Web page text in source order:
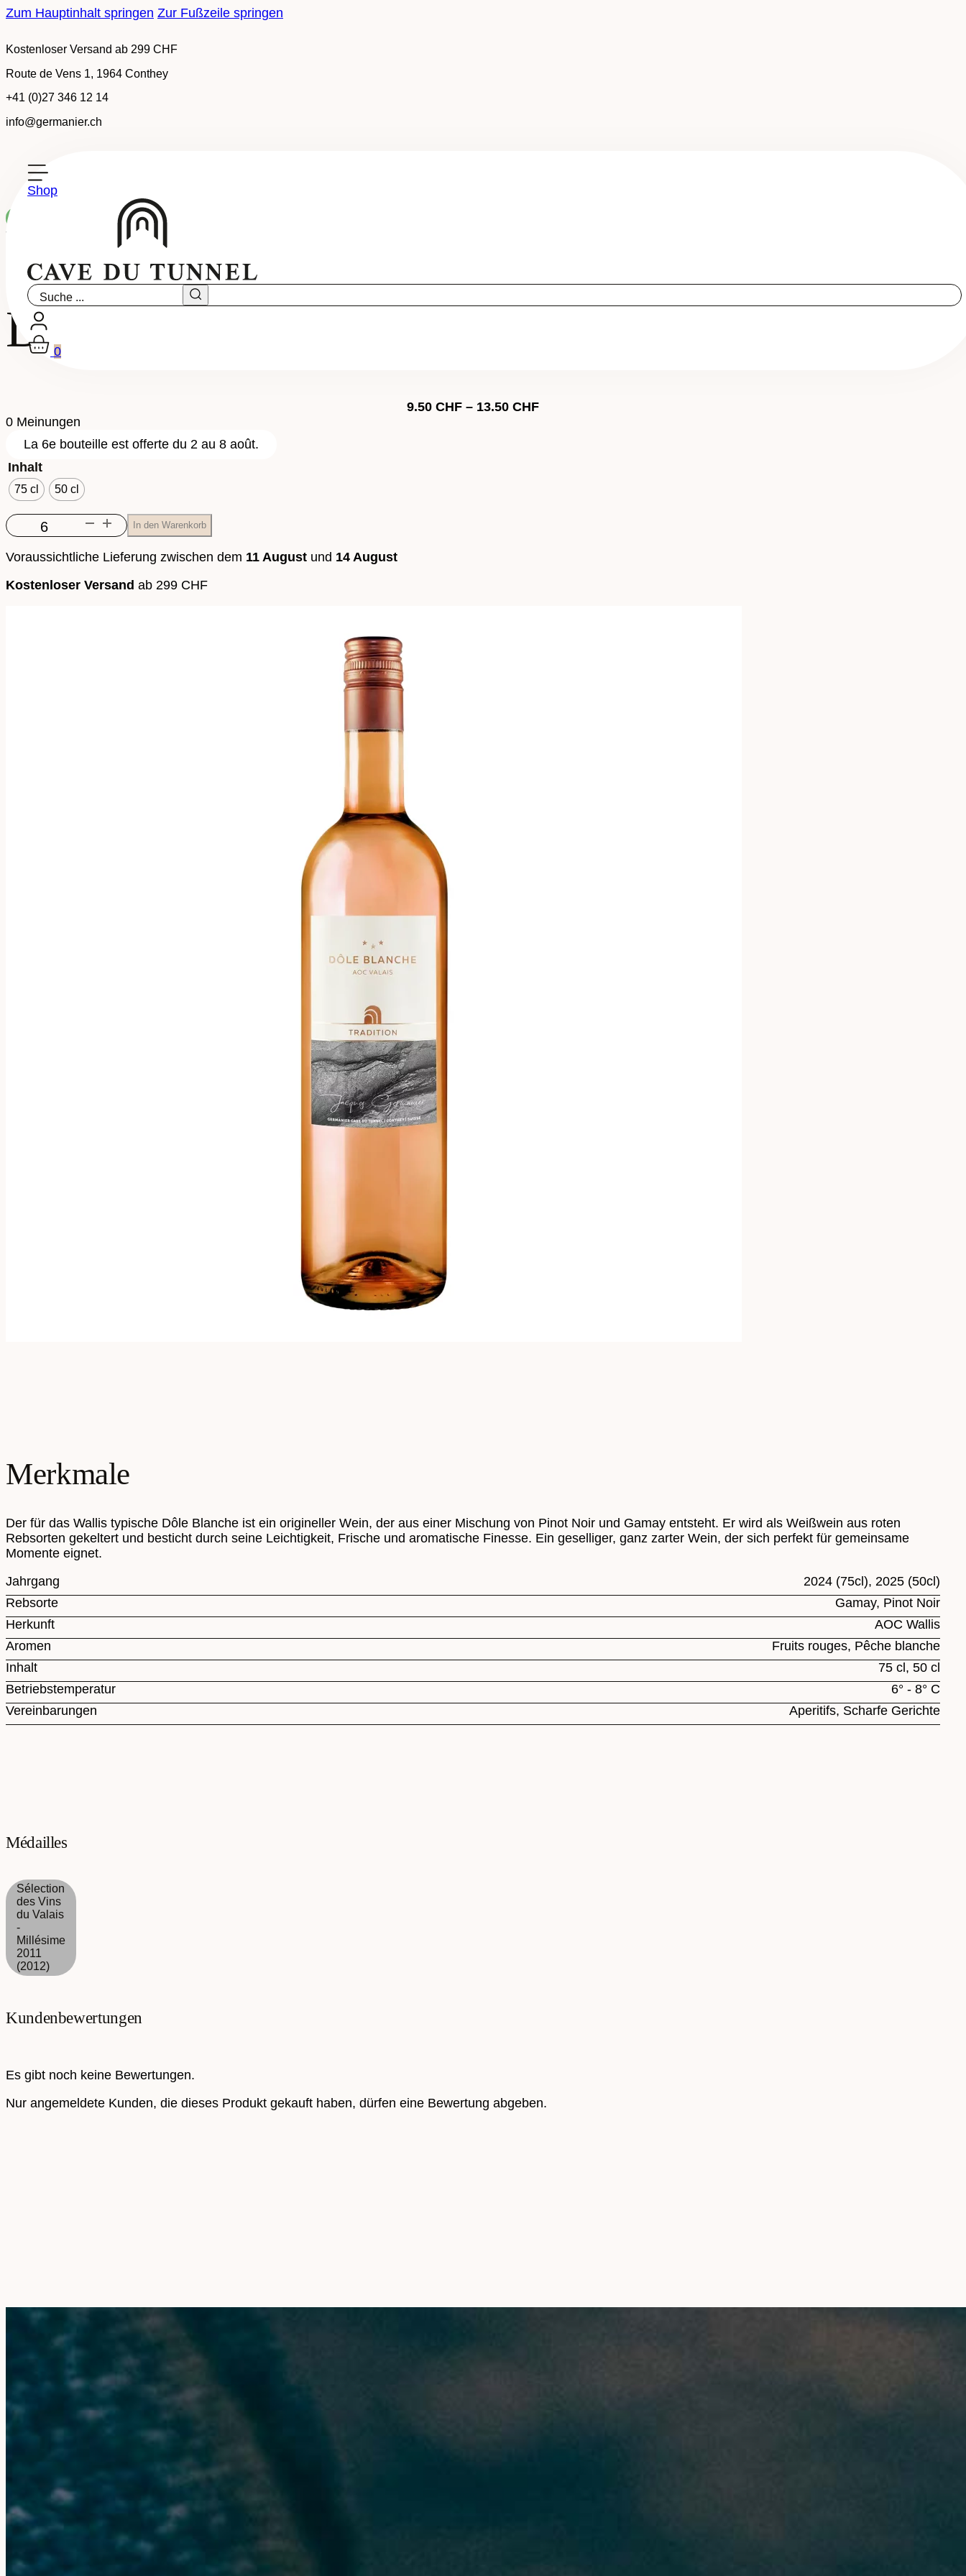
Zum Hauptinhalt springen Zur Fußzeile springen
Kostenloser Versand ab 299 CHF
Route de Vens 1, 1964 Conthey
+41 (0)27 346 12 14
info@germanier.ch
Shop
Suche
0
Auf Bestellung erhältlich
Tradition, Medaillenweine
Dôle Blanche
9.50 CHF – 13.50 CHFPreisspanne:
0 Meinungen
La 6e bouteille est offerte du 2 au 8 août.
Inhalt
75 cl 50 cl
Dôle
Blanche
Menge
In den Warenkorb
Voraussichtliche Lieferung zwischen dem 11 August und 14 August
Kostenloser Versand ab 299 CHF
Merkmale
Der für das Wallis typische Dôle Blanche ist ein origineller Wein, der aus einer Mischung von Pinot Noir und Gamay entsteht. Er wird als Weißwein aus roten
Rebsorten gekeltert und besticht durch seine Leichtigkeit, Frische und aromatische Finesse. Ein geselliger, ganz zarter Wein, der sich perfekt für gemeinsame
Momente eignet.
Jahrgang
2024 (75cl), 2025 (50cl)
Rebsorte
Gamay, Pinot Noir
Herkunft
AOC Wallis
Aromen
Fruits rouges, Pêche blanche
Inhalt
75 cl, 50 cl
Betriebstemperatur
6° - 8° C
Vereinbarungen
Aperitifs, Scharfe Gerichte
Médailles
Sélection
des Vins
du Valais
-
Millésime
2011
(2012)
Kundenbewertungen
Es gibt noch keine Bewertungen.
Nur angemeldete Kunden, die dieses Produkt gekauft haben, dürfen eine Bewertung abgeben.